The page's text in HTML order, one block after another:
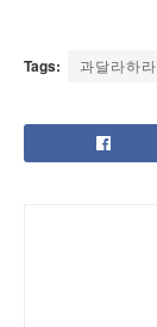
Tags: 과달라하라